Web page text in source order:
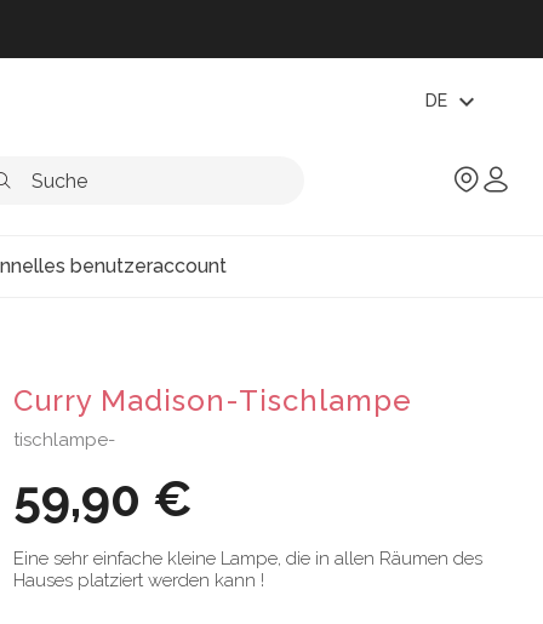
DE expand_more
benutzeraccount
Curry Madison-Tischlampe
tischlampe-
59,90 €
Eine sehr einfache kleine Lampe, die in allen Räumen des
Hauses platziert werden kann !